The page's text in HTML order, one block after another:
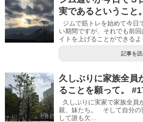
実であるということ
ジムで筋トレを始めて今
い期間ですが、それでも前
イトを上げることができるよ
記事を
久しぶりに家族全員
ることを願って。
久しぶりに実家で家族全
親、妹たち。 そして自分
して誰も欠...